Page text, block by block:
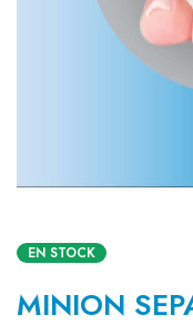
EN STOCK
MINION